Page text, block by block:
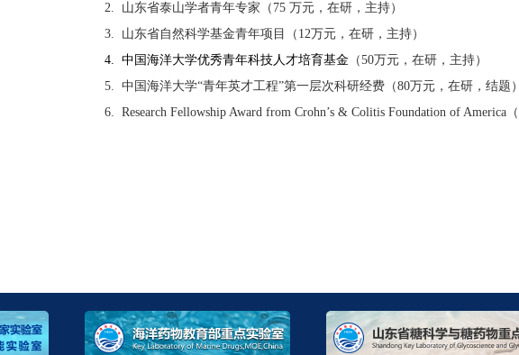
2. 山东省泰山学者青年专家（ 75 万元，在研，主持）
3. 山东省自然科学基金青年项目（12万元，在研，主持）
4. 中国海洋大学优秀青年科技人才培育基金 （50万元，在研，主持）
5. 中国海洋大学“青年英才工程”第一层次科研经费（80万元，在研，结题）
6. Research Fellowship Award from Crohn’s & Colitis Foundation of America （